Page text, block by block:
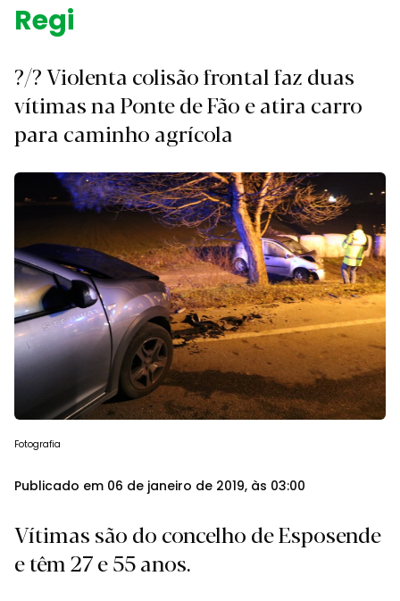
Região.
?/? Violenta colisão frontal faz duas
vítimas na Ponte de Fão e atira carro
para caminho agrícola
Fotografia
Publicado em 06 de janeiro de 2019, às 03:00
Vítimas são do concelho de Esposende
e têm 27 e 55 anos.